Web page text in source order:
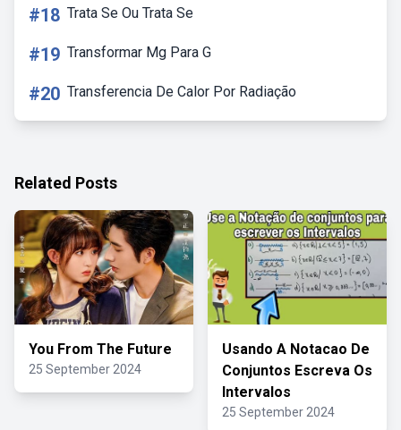
#18 Trata Se Ou Trata Se
#19 Transformar Mg Para G
#20 Transferencia De Calor Por Radiação
Related Posts
You From The Future
25 September 2024
Usando A Notacao De
Conjuntos Escreva Os
Intervalos
25 September 2024